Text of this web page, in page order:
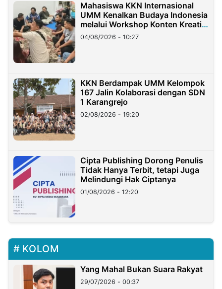
Mahasiswa KKN Internasional
UMM Kenalkan Budaya Indonesia
melalui Workshop Konten Kreatif
di Taiwan
04/08/2026 - 10:27
KKN Berdampak UMM Kelompok
167 Jalin Kolaborasi dengan SDN
1 Karangrejo
02/08/2026 - 19:20
Cipta Publishing Dorong Penulis
Tidak Hanya Terbit, tetapi Juga
Melindungi Hak Ciptanya
01/08/2026 - 12:20
KOLOM
Yang Mahal Bukan Suara Rakyat
29/07/2026 - 00:37